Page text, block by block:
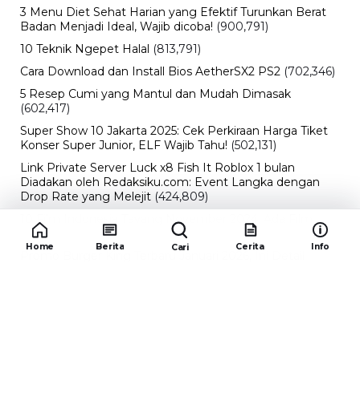
3 Menu Diet Sehat Harian yang Efektif Turunkan Berat
Badan Menjadi Ideal, Wajib dicoba! (900,791)
10 Teknik Ngepet Halal (813,791)
Cara Download dan Install Bios AetherSX2 PS2 (702,346)
5 Resep Cumi yang Mantul dan Mudah Dimasak
(602,417)
Super Show 10 Jakarta 2025: Cek Perkiraan Harga Tiket
Konser Super Junior, ELF Wajib Tahu! (502,131)
Link Private Server Luck x8 Fish It Roblox 1 bulan
Diadakan oleh Redaksiku.com: Event Langka dengan
Drop Rate yang Melejit (424,809)
10 Film Indonesia Tayang November 2024, Ada Film
Wulan Guritno! (352,092)
Home Berita Cari Cerita Info